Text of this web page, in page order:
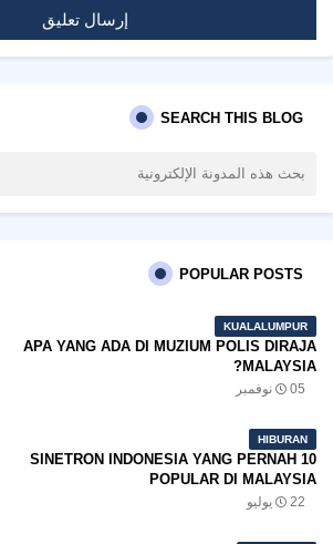
إرسال تعليق
SEARCH THIS BLOG
POPULAR POSTS
KUALALUMPUR
APA YANG ADA DI MUZIUM POLIS DIRAJA
MALAYSIA?
05 نوفمبر
HIBURAN
10 SINETRON INDONESIA YANG PERNAH
POPULAR DI MALAYSIA
22 يوليو